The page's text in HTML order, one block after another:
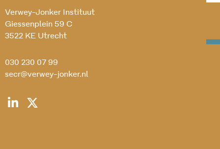
Verwey-Jonker Instituut
Giessenplein 59 C
3522 KE Utrecht
030 230 07 99
secr@verwey-jonker.nl